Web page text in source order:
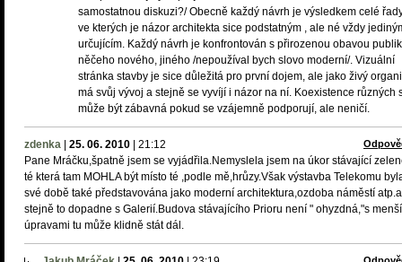
samostatnou diskuzi?/ Obecně každý návrh je výsledkem celé
ve kterých je názor architekta sice podstatným , ale né vždy
určujícím. Každý návrh je konfrontován s přirozenou obavou
něčeho nového, jiného /nepoužíval bych slovo moderní/. Vizuální
stránka stavby je sice důležitá pro první dojem, ale jako živý
má svůj vývoj a stejně se vyvíjí i názor na ní. Koexistence různých
může být zábavná pokud se vzájemně podporují, ale neničí.
zdenka 25. 06. 2010 21:12
Pane Mráčku,špatně jsem se vyjádřila.Nemyslela jsem na úkor stávající
té která tam MOHLA být místo té ,podle mě,hrůzy.Však výstavba Telekomu
své době také představována jako moderní architektura,ozdoba náměstí atp.a
stejně to dopadne s Galerií.Budova stávajícího Prioru není " ohyzdná,"s
úpravami tu může klidně stát dál.